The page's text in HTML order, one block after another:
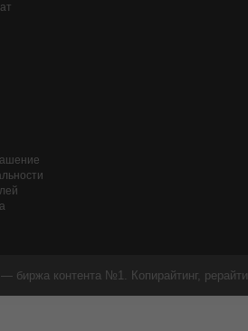
биржа контента №1. Копирайтинг,